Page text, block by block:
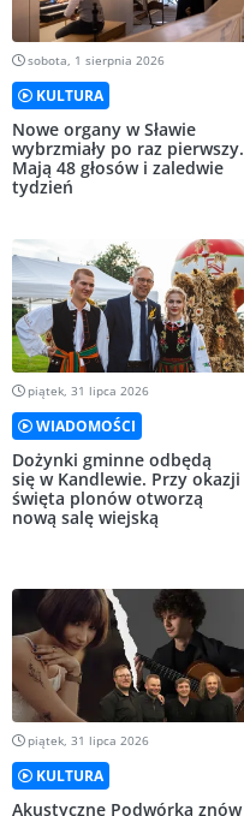
sobota, 1 sierpnia 2026
KULTURA
Nowe organy w Sławie
wybrzmiały po raz pierwszy.
Mają 48 głosów i zaledwie
tydzień
piątek, 31 lipca 2026
WIADOMOŚCI
Dożynki gminne odbędą
się w Kandlewie. Przy okazji
święta plonów otworzą
nową salę wiejską
piątek, 31 lipca 2026
KULTURA
Akustyczne Podwórka znów